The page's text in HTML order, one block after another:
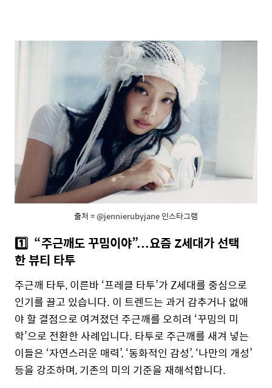
출처 = @jennierubyjane 인스타그램
1️⃣ “주근깨도 꾸밈이야”...요즘 Z세대가 선택
한 뷰티 타투
주근깨 타투, 이른바 ‘프레클 타투’가 Z세대를 중심으로
인기를 끌고 있습니다. 이 트렌드는 과거 감추거나 없애
야 할 결점으로 여겨졌던 주근깨를 오히려 ‘꾸밈의 미
학’으로 전환한 사례입니다. 타투로 주근깨를 새겨 넣는
이들은 ‘자연스러운 매력’, ‘동화적인 감성’, ‘나만의 개성’
등을 강조하며, 기존의 미의 기준을 재해석합니다.